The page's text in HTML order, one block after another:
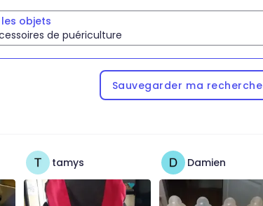
objets
de puériculture
Sauvegarder ma recherche
tamys Damien